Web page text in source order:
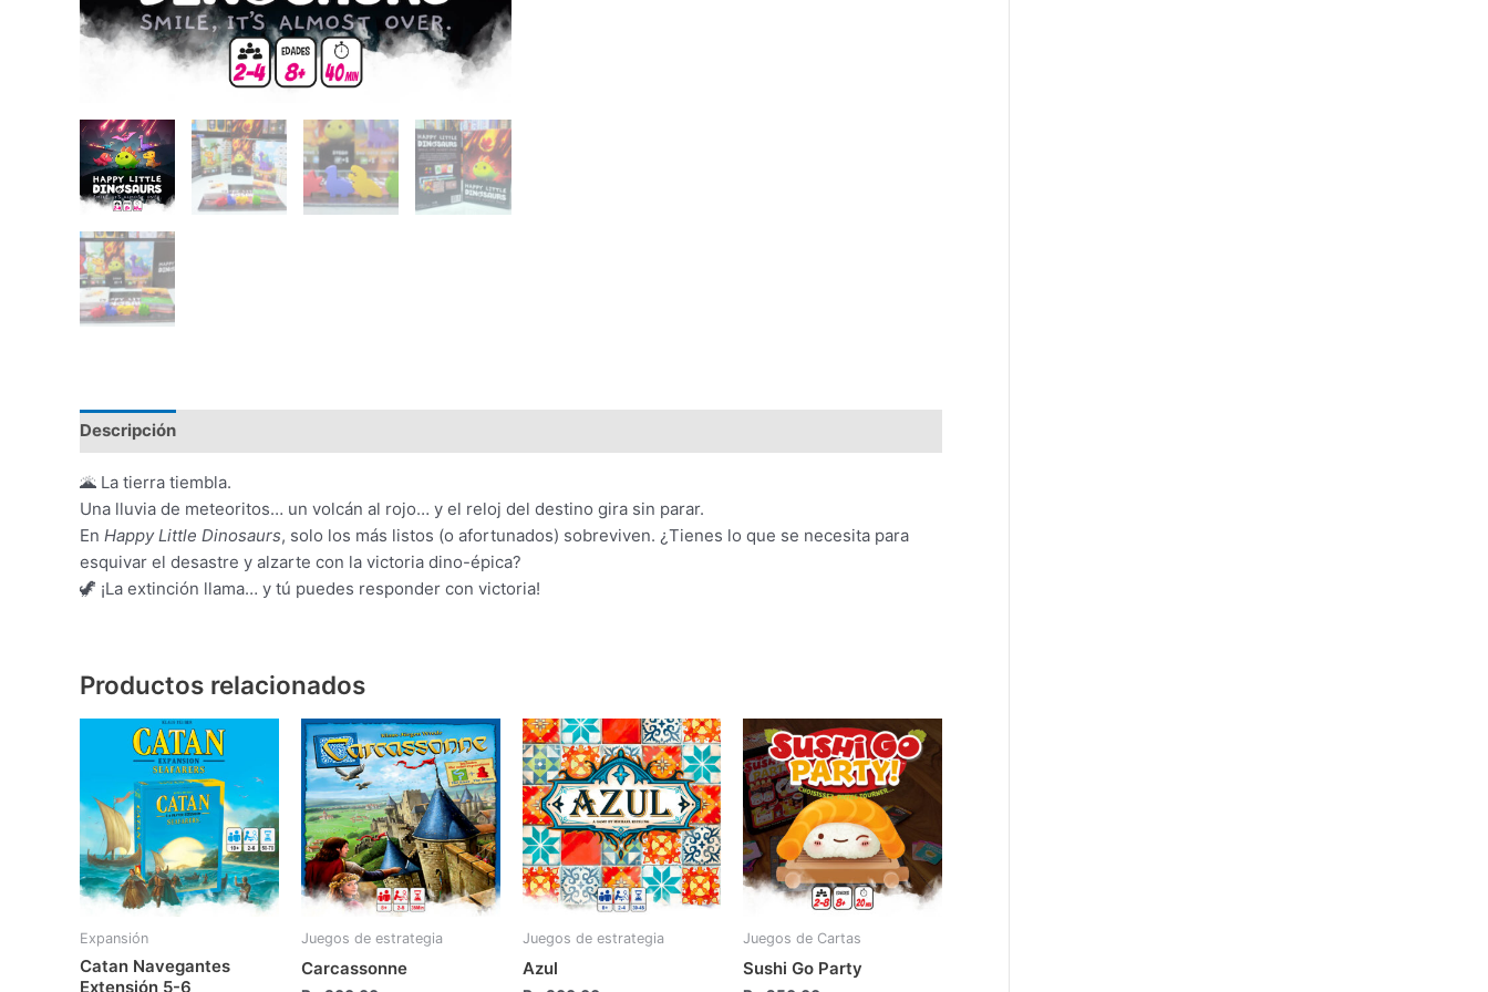
Descripción
🌋 La tierra tiembla.
Una lluvia de meteoritos… un volcán al rojo… y el reloj del destino gira sin parar.
En Happy Little Dinosaurs, solo los más listos (o afortunados) sobreviven. ¿Tienes lo que se necesita para
esquivar el desastre y alzarte con la victoria dino-épica?
🦖 ¡La extinción llama… y tú puedes responder con victoria!
Productos relacionados
Expansión
Catan Navegantes
Extensión 5-6
Juegos de estrategia
Carcassonne
Juegos de estrategia
Azul
Juegos de Cartas
Sushi Go Party